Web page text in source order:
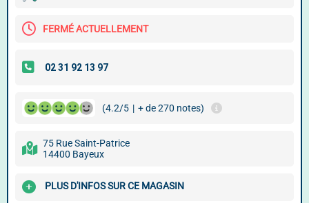
FERMÉ ACTUELLEMENT
(4.2/5 | + de 270 notes)
75 Rue Saint-Patrice
14400 Bayeux
PLUS D'INFOS SUR CE MAGASIN